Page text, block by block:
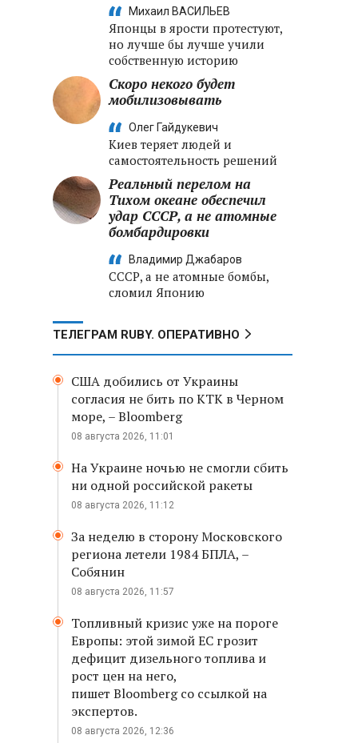
Михаил ВАСИЛЬЕВ
Японцы в ярости протестуют,
но лучше бы лучше учили
собственную историю
Скоро некого будет
мобилизовывать
Олег Гайдукевич
Киев теряет людей и
самостоятельность решений
Реальный перелом на
Тихом океане обеспечил
удар СССР, а не атомные
бомбардировки
Владимир Джабаров
СССР, а не атомные бомбы,
сломил Японию
ТЕЛЕГРАМ RUBY. ОПЕРАТИВНО
США добились от Украины
согласия не бить по КТК в Черном
море, – Bloomberg
08 августа 2026, 11:01
На Украине ночью не смогли сбить
ни одной российской ракеты
08 августа 2026, 11:12
За неделю в сторону Московского
региона летели 1984 БПЛА, –
Собянин
08 августа 2026, 11:57
Топливный кризис уже на пороге
Европы: этой зимой ЕС грозит
дефицит дизельного топлива и
рост цен на него,
пишет Bloomberg со ссылкой на
экспертов.
08 августа 2026, 12:36